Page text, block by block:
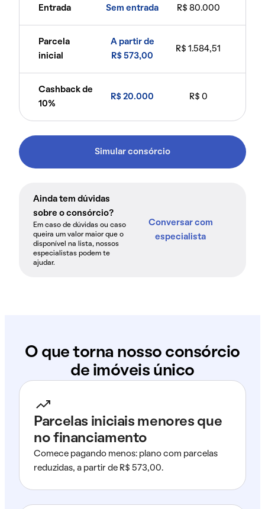
Entrada Sem entrada R$ 80.000
Parcela
inicial
A partir de
R$ 573,00
R$ 1.584,51
Cashback de
10%
R$ 20.000 R$ 0
Simular consórcio
Ainda tem dúvidas
sobre o consórcio?
Em caso de dúvidas ou caso
queira um valor maior que o
disponível na lista, nossos
especialistas podem te
ajudar.
Conversar com
especialista
O que torna nosso consórcio
de imóveis único
Parcelas iniciais menores que
no financiamento
Comece pagando menos: plano com parcelas
reduzidas, a partir de R$ 573,00.